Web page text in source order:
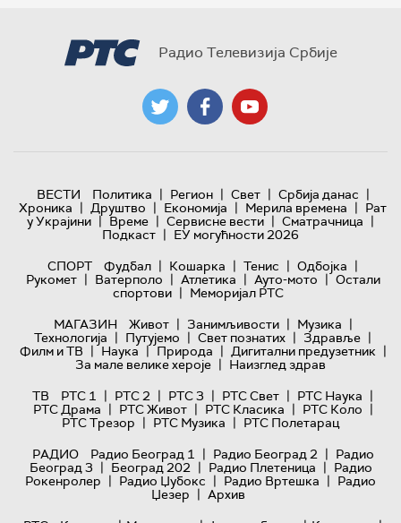
Радио Телевизија Србије
ВЕСТИ Политика | Регион | Свет | Србија данас |
Хроника | Друштво | Економија | Мерила времена | Рат
у Украјини | Време | Сервисне вести | Сматрачница |
Подкаст | ЕУ могућности 2026
СПОРТ
Фудбал | Кошарка | Тенис | Одбојка |
Рукомет | Ватерполо | Атлетика | Ауто-мото | Остали
спортови | Меморијал РТС
МАГАЗИН
Живот | Занимљивости | Музика |
Технологијa | Путујемо | Свет познатих | Здравље |
Филм и ТВ | Наука | Природа | Дигитални предузетник |
За мале велике хероје | Наизглед здрав
ТВ
РТС 1 | РТС 2 | РТС 3 | РТС Свет | РТС Наука |
РТС Драма | РТС Живот | РТС Класика | РТС Коло |
РТС Трезор | РТС Музика | РТС Полетарац
РАДИО
Радио Београд 1 | Радио Београд 2 | Радио
Београд 3 | Београд 202 | Радио Плетеница | Радио
Рокенролер | Радио Џубокс | Радио Вртешка | Радио
Џезер | Архив